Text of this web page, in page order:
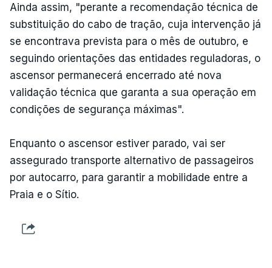
Ainda assim, "perante a recomendação técnica de
substituição do cabo de tração, cuja intervenção já
se encontrava prevista para o mês de outubro, e
seguindo orientações das entidades reguladoras, o
ascensor permanecerá encerrado até nova
validação técnica que garanta a sua operação em
condições de segurança máximas".
Enquanto o ascensor estiver parado, vai ser
assegurado transporte alternativo de passageiros
por autocarro, para garantir a mobilidade entre a
Praia e o Sítio.